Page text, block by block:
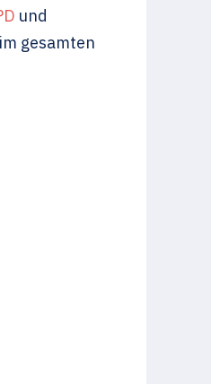
und
gesamten